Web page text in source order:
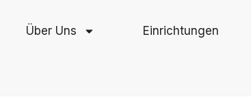
Über Uns Einrichtungen